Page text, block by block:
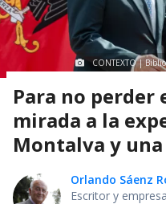
CONTEXTO |
Para no perder
mirada a la
Montalva y
Orlando Sáenz
Escritor y